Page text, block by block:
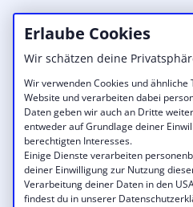
Erlaube Cookies
Wir schätzen deine
Wir verwenden Cookies und
Website und verarbeiten dabei
Daten geben wir auch an Dritte
entweder auf Grundlage deiner
berechtigten Interesses.
Einige Dienste verarbeiten
deiner Einwilligung zur Nutzung
Verarbeitung deiner Daten in den
findest du in unserer